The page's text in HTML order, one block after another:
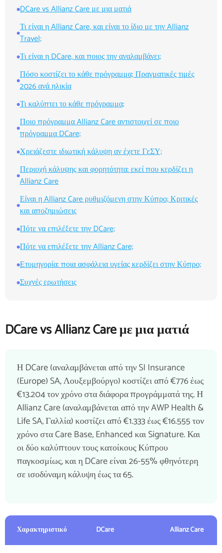
DCare vs Allianz Care με μια ματιά
Τι είναι η Allianz Care, και είναι το ίδιο με την Allianz
Travel;
Τι είναι η DCare, και ποιος την αναλαμβάνει;
Πόσο κοστίζει το κάθε πρόγραμμα; Πραγματικές τιμές
2026 ανά ηλικία
Τι καλύπτει το κάθε πρόγραμμα;
Ποιο πρόγραμμα Allianz Care αντιστοιχεί σε ποιο
πρόγραμμα DCare;
Χρειάζεστε ιδιωτική κάλυψη αν έχετε ΓεΣΥ;
Περιοχή κάλυψης και φορητότητα: εκεί που κερδίζει η
Allianz Care
Είναι η Allianz Care ρυθμιζόμενη στην Κύπρο; Κριτικές
και αποζημιώσεις
Πότε να επιλέξετε την DCare;
Πότε να επιλέξετε την Allianz Care;
Ετυμηγορία: ποια ασφάλεια υγείας κερδίζει στην Κύπρο;
Συχνές ερωτήσεις
DCare vs Allianz Care με μια ματιά
Η DCare (αναλαμβάνεται από την SI Insurance
(Europe) SA, Λουξεμβούργο) κοστίζει από €776 έως
€13.204 τον χρόνο στα διάφορα προγράμματά της. Η
Allianz Care (αναλαμβάνεται από την AWP Health &
Life SA, Γαλλία) κοστίζει από €1.333 έως €16.555 τον
χρόνο στα Care Base, Enhanced και Signature. Και
οι δύο καλύπτουν τους κατοίκους Κύπρου
παγκοσμίως, και η DCare είναι 26-55% φθηνότερη
σε ισοδύναμη κάλυψη έως τα 65.
Χαρακτηριστικό DCare Allianz Care